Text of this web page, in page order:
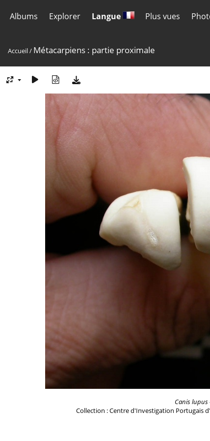
Albums Explorer Langue Plus vues
Accueil/ Métacarpiens : partie proximale
Canis lupus
Collection : Centre d'Investigation Portugais